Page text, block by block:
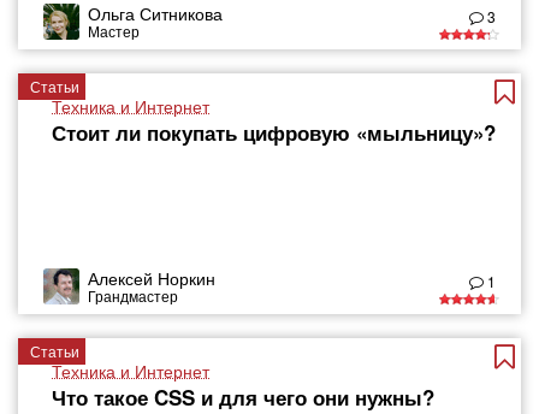
Ольга Ситникова
Мастер
3
Статьи
Техника и Интернет
Стоит ли покупать цифровую «мыльницу»?
Алексей Норкин
Грандмастер
1
Статьи
Техника и Интернет
Что такое CSS и для чего они нужны?